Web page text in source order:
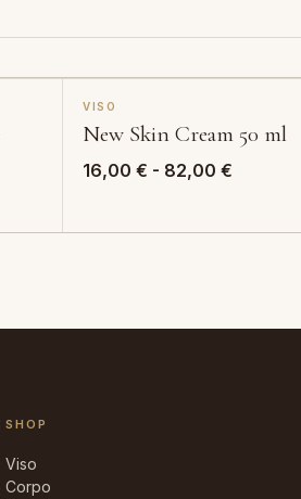
VISO
New Skin Cream 50 ml
16,00 € - 82,00 €Fascia
82,00 €
SHOP
Viso
Corpo